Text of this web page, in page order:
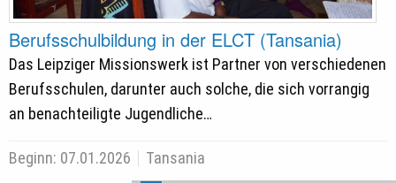
Berufsschulbildung in der ELCT (Tansania)
Das Leipziger Missionswerk ist Partner von verschiedenen
Berufsschulen, darunter auch solche, die sich vorrangig
an benachteiligte Jugendliche…
Beginn: 07.01.2026 Tansania